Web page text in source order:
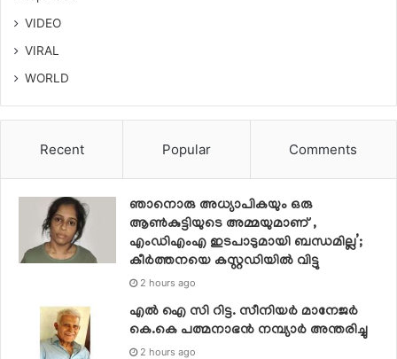
VIDEO
VIRAL
WORLD
Recent Popular Comments
ഞാനൊരു അധ്യാപികയും ഒരു
ആണ്‍കുട്ടിയുടെ അമ്മയുമാണ് ,
എംഡിഎംഎ ഇടപാടുമായി ബന്ധമില്ല’;
കീര്‍ത്തനയെ കസ്റ്റഡിയില്‍ വിട്ടു
2 hours ago
എൽ ഐ സി റിട്ട. സീനിയർ മാനേജർ
കെ.കെ പത്മനാഭൻ നമ്പ്യാർ അന്തരിച്ചു
2 hours ago